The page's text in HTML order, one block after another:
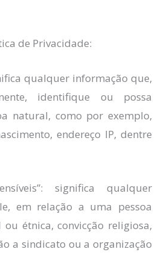
de Privacidade:
qualquer informação que,
identifique ou possa
natural, como por exemplo,
endereço IP, dentre
significa qualquer
em relação a uma pessoa
étnica, convicção religiosa,
a sindicato ou a organização